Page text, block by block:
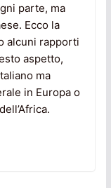
parte, ma
Ecco la
alcuni rapporti
aspetto,
ma
in Europa o